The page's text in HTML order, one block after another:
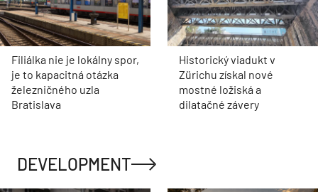
Filiálka nie je lokálny spor,
je to kapacitná otázka
železničného uzla
Bratislava
Historický viadukt v
Zürichu získal nové
mostné ložiská a
dilatačné závery
DEVELOPMENT